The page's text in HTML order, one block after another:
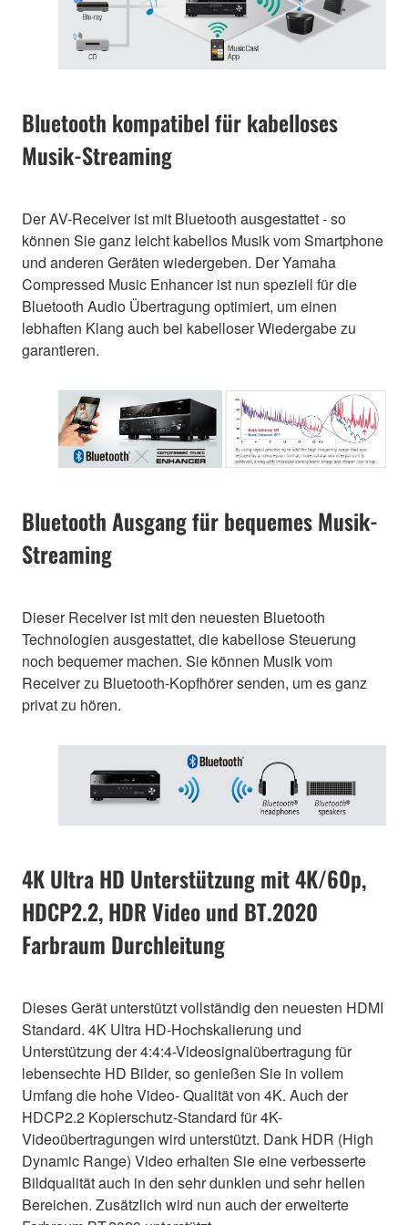
Bluetooth kompatibel für kabelloses
Musik-Streaming
Der AV-Receiver ist mit Bluetooth ausgestattet - so
können Sie ganz leicht kabellos Musik vom Smartphone
und anderen Geräten wiedergeben. Der Yamaha
Compressed Music Enhancer ist nun speziell für die
Bluetooth Audio Übertragung optimiert, um einen
lebhaften Klang auch bei kabelloser Wiedergabe zu
garantieren.
Bluetooth Ausgang für bequemes Musik-
Streaming
Dieser Receiver ist mit den neuesten Bluetooth
Technologien ausgestattet, die kabellose Steuerung
noch bequemer machen. Sie können Musik vom
Receiver zu Bluetooth-Kopfhörer senden, um es ganz
privat zu hören.
4K Ultra HD Unterstützung mit 4K/60p,
HDCP2.2, HDR Video und BT.2020
Farbraum Durchleitung
Dieses Gerät unterstützt vollständig den neuesten HDMI
Standard. 4K Ultra HD-Hochskalierung und
Unterstützung der 4:4:4-Videosignalübertragung für
lebensechte HD Bilder, so genießen Sie in vollem
Umfang die hohe Video- Qualität von 4K. Auch der
HDCP2.2 Kopierschutz-Standard für 4K-
Videoübertragungen wird unterstützt. Dank HDR (High
Dynamic Range) Video erhalten Sie eine verbesserte
Bildqualität auch in den sehr dunklen und sehr hellen
Bereichen. Zusätzlich wird nun auch der erweiterte